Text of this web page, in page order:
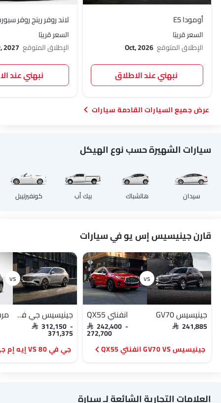
أومودا E5
السعر قريبًا
الإطلاق المتوقع Oct, 2026
نبهني عند الاطلاق
لاند روفر رينج روفر سبورت
السعر قريبًا
الإطلاق المتوقع 2027
نبهني عند
السيارات القادمة سيارات
سيارات الشهيرة حسب نوع الهيكل
سيدان هاتشباك بيك أب كونفيرتيبل
قارن جينيسيس إس يو في سيارات
جينيسيس GV70
SAR 241,885
انفنتي QX55
SAR 242,400 -
272,700
جينيسيس GV70 VS انفنتي QX55
جينيسيس جي في 80
SAR 312,150 -
371,375
جي في 80 VS إيه إم جي جي إل بي
العلامات التجارية الشائعة لـ سيارة